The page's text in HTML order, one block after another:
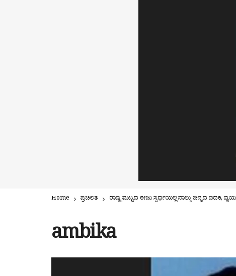
Home ಪ್ರಚಲಿತ ರಾಷ್ಟ್ರಮಟ್ಟದ ಈಜು ಸ್ಪರ್ಧೆಯಲ್ಲಿ ನಾಲ್ಕು ಚಿನ್ನದ ಪದಕ,
ambika